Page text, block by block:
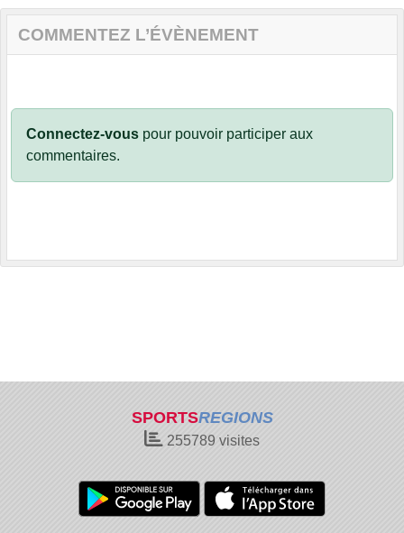
COMMENTEZ L’ÉVÈNEMENT
Connectez-vous pour pouvoir participer aux
commentaires.
SPORTSREGIONS
255789 visites